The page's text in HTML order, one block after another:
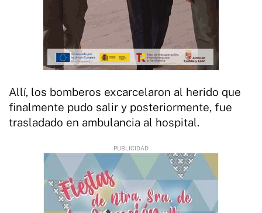
Allí, los bomberos excarcelaron al herido que
finalmente pudo salir y posteriormente, fue
trasladado en ambulancia al hospital.